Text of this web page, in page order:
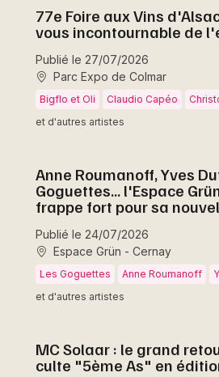
77e Foire aux Vins
vous incontournable de
Publié le 27/07/2026
Parc Expo de Colmar
Bigflo et Oli Claudio Capéo
et d'autres artistes
Anne Roumanoff, Yves
Goguettes... l'Espace
frappe fort pour sa
Publié le 24/07/2026
Espace Grün - Cernay
Les Goguettes Anne Roumanoff
et d'autres artistes
MC Solaar : le grand
culte "5ème As" en